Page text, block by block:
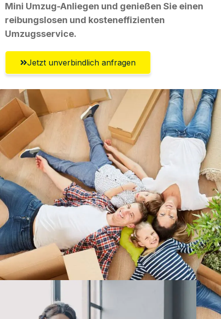
Mini Umzug-Anliegen und genießen Sie einen
reibungslosen und kosteneffizienten
Umzugsservice.
Jetzt unverbindlich anfragen